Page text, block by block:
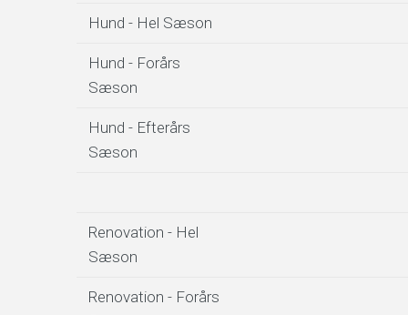
Hund - Hel Sæson
Hund - Forårs
Sæson
Hund - Efterårs
Sæson
Renovation - Hel
Sæson
Renovation - Forårs